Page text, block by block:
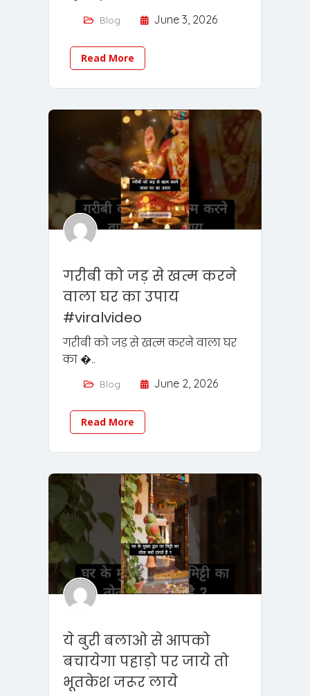
Blog June 3, 2026
Read More
गरीबी को जड़ से खत्म करने
वाला घर का उपाय
#viralvideo
गरीबी को जड़ से खत्म करने वाला घर
का �..
Blog June 2, 2026
Read More
ये बुरी बलाओ से आपको
बचायेगा पहाड़ो पर जाये तो
भूतकेश जरूर लाये